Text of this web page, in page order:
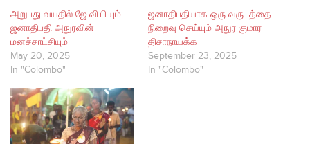
அறுபது வயதில் ஜே.வி.பி.யும்
ஜனாதிபதி அநுரவின்
மனச்சாட்சியும்
May 20, 2025
In "Colombo"
ஜனாதிபதியாக ஒரு வருடத்தை
நிறைவு செய்யும் அநுர குமார
திசாநாயக்க
September 23, 2025
In "Colombo"